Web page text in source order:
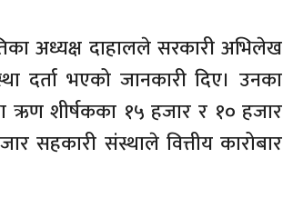
अध्यक्ष दाहालले सरकारी अभिलेख
दर्ता भएको जानकारी दिए। उनका
ऋण शीर्षकका १५ हजार र १० हजार
सहकारी संस्थाले वित्तीय कारोबार